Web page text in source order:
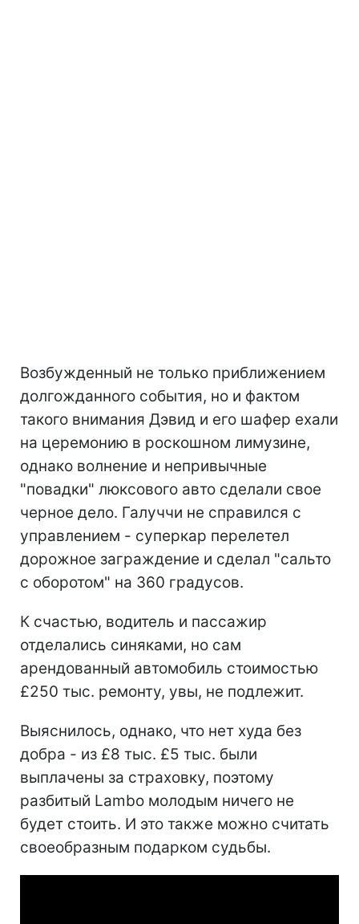
Возбужденный не только приближением
долгожданного события, но и фактом
такого внимания Дэвид и его шафер ехали
на церемонию в роскошном лимузине,
однако волнение и непривычные
"повадки" люксового авто сделали свое
черное дело. Галуччи не справился с
управлением - суперкар перелетел
дорожное заграждение и сделал "сальто
с оборотом" на 360 градусов.
К счастью, водитель и пассажир
отделались синяками, но сам
арендованный автомобиль стоимостью
£250 тыс. ремонту, увы, не подлежит.
Выяснилось, однако, что нет худа без
добра - из £8 тыс. £5 тыс. были
выплачены за страховку, поэтому
разбитый Lambo молодым ничего не
будет стоить. И это также можно считать
своеобразным подарком судьбы.